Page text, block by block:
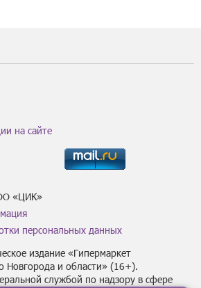
на сайте
«ЦИК»
персональных данных
издание «Гипермаркет
Новгорода и области» (16+).
службой по надзору в сфере